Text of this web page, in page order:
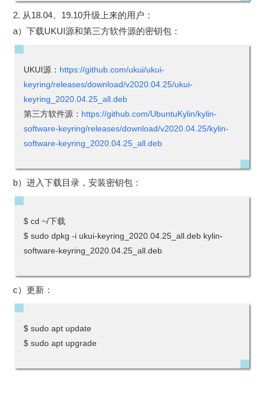
2. 从18.04、19.10升级上来的用户：
a）下载UKUI源和第三方软件源的密钥包：
UKUI源： https://github.com/ukui/ukui-
keyring/releases/download/v2020.04.25/ukui-
keyring_2020.04.25_all.deb
第三方软件源： https://github.com/UbuntuKylin/kylin-
software-keyring/releases/download/v2020.04.25/kylin-
software-keyring_2020.04.25_all.deb
b）进入下载目录，安装密钥包：
$ cd ~/下载
$ sudo dpkg -i ukui-keyring_2020.04.25_all.deb kylin-
software-keyring_2020.04.25_all.deb
c）更新：
$ sudo apt update
$ sudo apt upgrade